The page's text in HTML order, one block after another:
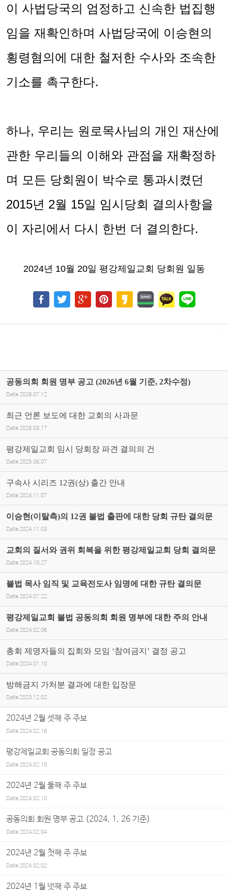
이 사법당국의 엄정하고 신속한 법집행
임을 재확인하며 사법당국에 이승현의
횡령혐의에 대한 철저한 수사와 조속한
기소를 촉구한다.
하나, 우리는 원로목사님의 개인 재산에
관한 우리들의 이해와 관점을 재확정하
며 모든 당회원이 박수로 통과시켰던
2015년 2월 15일 임시당회 결의사항을
이 자리에서 다시 한번 더 결의한다.
2024년 10월 20일 평강제일교회 당회원 일동
공동의회 회원 명부 공고 (2026년 6월 기준, 2차수정)
Date 2026.07.12
최근 언론 보도에 대한 교회의 사과문
Date 2026.03.17
평강제일교회 임시 당회장 파견 결의의 건
Date 2025.06.07
구속사 시리즈 12권(상) 출간 안내
Date 2024.11.07
이승현(이탈측)의 12권 불법 출판에 대한 당회 규탄 결의문
Date 2024.11.03
교회의 질서와 권위 회복을 위한 평강제일교회 당회 결의문
Date 2024.10.27
불법 목사 임직 및 교육전도사 임명에 대한 규탄 결의문
Date 2024.07.22
평강제일교회 불법 공동의회 회원 명부에 대한 주의 안내
Date 2024.02.06
총회 제명자들의 집회와 모임 ‘참여금지’ 결정 공고
Date 2024.01.10
방해금지 가처분 결과에 대한 입장문
Date 2023.12.02
2024년 2월 셋째 주 주보
Date2024.02.16
평강제일교회 공동의회 일정 공고
Date2024.02.10
2024년 2월 둘째 주 주보
Date2024.02.10
공동의회 회원 명부 공고 (2024. 1. 26 기준)
Date2024.02.04
2024년 2월 첫째 주 주보
Date2024.02.02
2024년 1월 넷째 주 주보